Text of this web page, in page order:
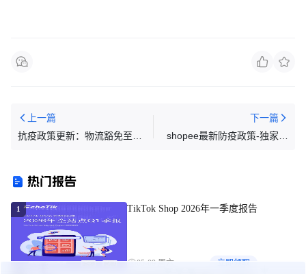
上一篇
抗疫政策更新：物流豁免至
下一篇
shopee最新防疫政策-独家深
热门报告
1 TikTok Shop 2026年一季度报告
05-09 周六 立即领取